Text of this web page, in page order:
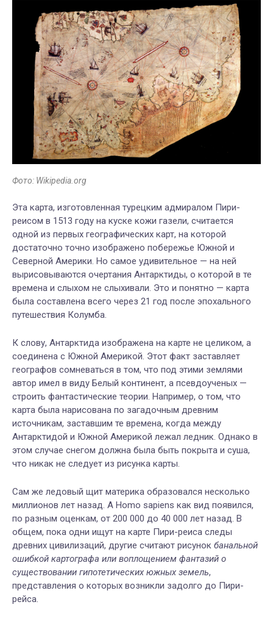
Фото: Wikipedia.org
Эта карта, изготовленная турецким адмиралом Пири-
реисом в 1513 году на куске кожи газели, считается
одной из первых географических карт, на которой
достаточно точно изображено побережье Южной и
Северной Америки. Но самое удивительное — на ней
вырисовываются очертания Антарктиды, о которой в те
времена и слыхом не слыхивали. Это и понятно — карта
была составлена всего через 21 год после эпохального
путешествия Колумба.
К слову, Антарктида изображена на карте не целиком, а
соединена с Южной Америкой. Этот факт заставляет
географов сомневаться в том, что под этими землями
автор имел в виду Белый континент, а псевдоученых —
строить фантастические теории. Например, о том, что
карта была нарисована по загадочным древним
источникам, заставшим те времена, когда между
Антарктидой и Южной Америкой лежал ледник. Однако в
этом случае снегом должна была быть покрыта и суша,
что никак не следует из рисунка карты.
Сам же ледовый щит материка образовался несколько
миллионов лет назад. А Homo sapiens как вид появился,
по разным оценкам, от 200 000 до 40 000 лет назад. В
общем, пока одни ищут на карте Пири-реиса следы
древних цивилизаций, другие считают рисунок банальной
ошибкой картографа или воплощением фантазий о
существовании гипотетических южных земель,
представления о которых возникли задолго до Пири-
рейса.